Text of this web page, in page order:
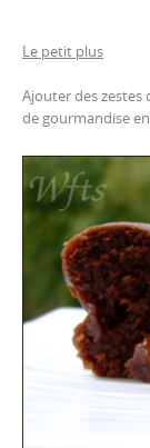
Le petit plus
Ajouter des zestes
de gourmandise